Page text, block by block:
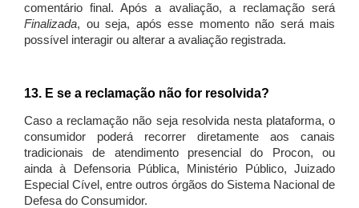
comentário final. Após a avaliação, a reclamação será
Finalizada, ou seja, após esse momento não será mais
possível interagir ou alterar a avaliação registrada.
13. E se a reclamação não for resolvida?
Caso a reclamação não seja resolvida nesta plataforma, o
consumidor poderá recorrer diretamente aos canais
tradicionais de atendimento presencial do Procon, ou
ainda à Defensoria Pública, Ministério Público, Juizado
Especial Cível, entre outros órgãos do Sistema Nacional de
Defesa do Consumidor.